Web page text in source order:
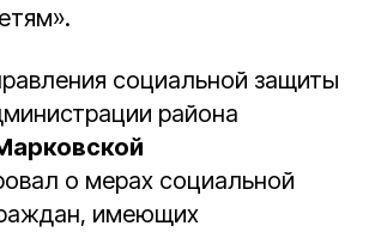
социальной защиты
района
о мерах социальной
имеющих